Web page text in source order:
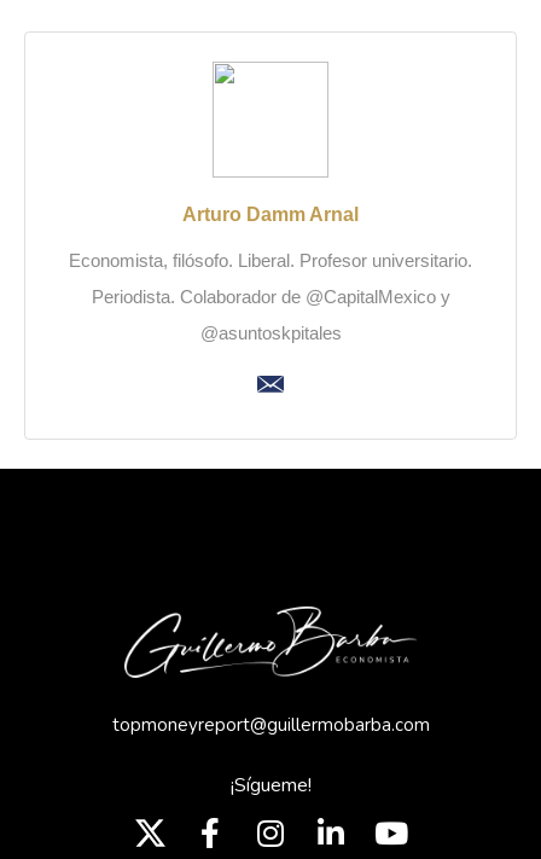
Arturo Damm Arnal
Economista, filósofo. Liberal. Profesor universitario.
Periodista. Colaborador de @CapitalMexico y
@asuntoskpitales
topmoneyreport@guillermobarba.com
¡Sígueme!